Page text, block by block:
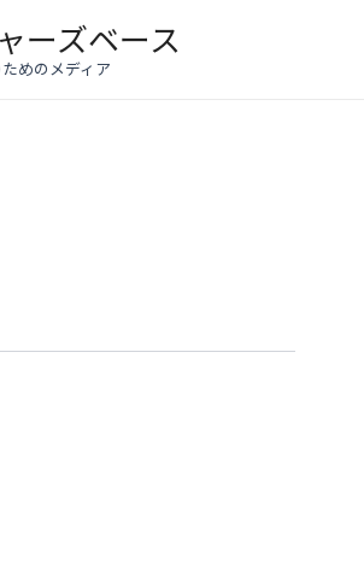
ーズベース
めのメディア